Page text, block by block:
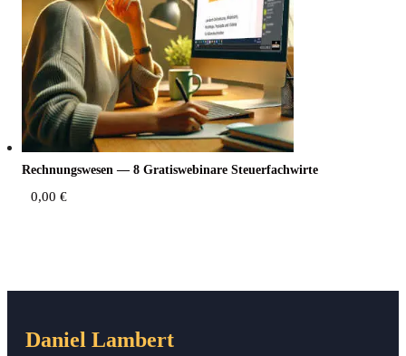
Rech­nungs­we­sen — 8 Gra­tis­web­i­na­re Steuerfachwirte
0,00 €
Daniel Lambert